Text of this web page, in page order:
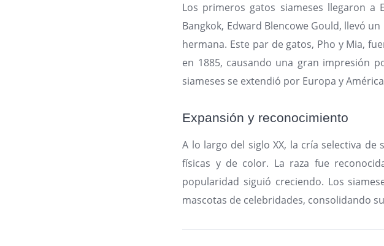
Los primeros gatos siameses llegaron a
Bangkok, Edward Blencowe Gould, llevó
hermana. Este par de gatos, Pho y Mia,
en 1885, causando una gran impresión
siameses se extendió por Europa y
Expansión y reconocimiento
A lo largo del siglo XX, la cría selectiva
físicas y de color. La raza fue
popularidad siguió creciendo. Los
mascotas de celebridades, consolidando